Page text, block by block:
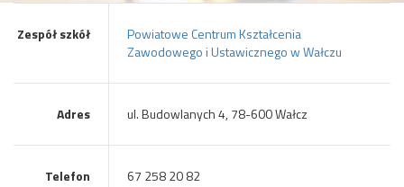
Zespół szkół
Powiatowe Centrum Kształcenia
Zawodowego i Ustawicznego w Wałczu
Adres ul. Budowlanych 4, 78-600 Wałcz
Telefon 67 258 20 82